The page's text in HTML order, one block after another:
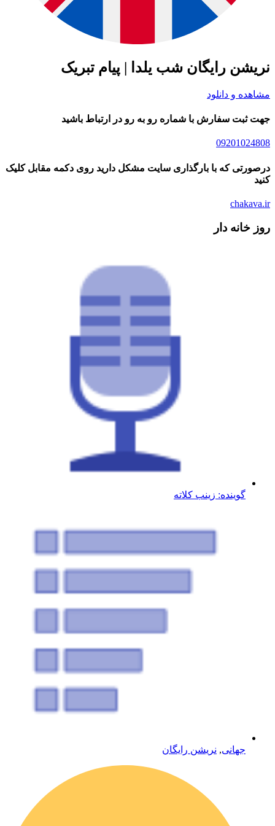
رایگان شب یلدا | پیام تبریک
و دانلود
ثبت سفارش با شماره رو به رو در ارتباط باشید
که با بارگذاری سایت مشکل دارید روی دکمه مقابل کلیک
خانه دار
گوینده: زینب کلاته
جهانی,نریشن رایگان